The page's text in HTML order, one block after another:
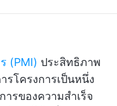
(PMI) ประสิทธิภาพ
รโครงการเป็นหนึ่ง
รของความสำเร็จ